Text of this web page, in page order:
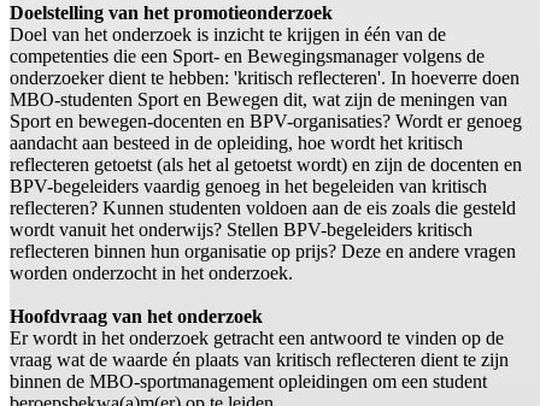
Doelstelling van het promotieonderzoek
Doel van het onderzoek is inzicht te krijgen in één van de
competenties die een Sport- en Bewegingsmanager volgens de
onderzoeker dient te hebben: 'kritisch reflecteren'. In hoeverre doen
MBO-studenten Sport en Bewegen dit, wat zijn de meningen van
Sport en bewegen-docenten en BPV-organisaties? Wordt er genoeg
aandacht aan besteed in de opleiding, hoe wordt het kritisch
reflecteren getoetst (als het al getoetst wordt) en zijn de docenten en
BPV-begeleiders vaardig genoeg in het begeleiden van kritisch
reflecteren? Kunnen studenten voldoen aan de eis zoals die gesteld
wordt vanuit het onderwijs? Stellen BPV-begeleiders kritisch
reflecteren binnen hun organisatie op prijs? Deze en andere vragen
worden onderzocht in het onderzoek.
Hoofdvraag van het onderzoek
Er wordt in het onderzoek getracht een antwoord te vinden op de
vraag wat de waarde én plaats van kritisch reflecteren dient te zijn
binnen de MBO-sportmanagement opleidingen om een student